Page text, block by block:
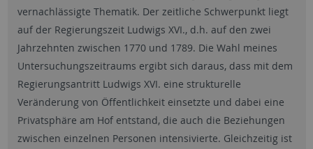
vernachlässigte Thematik. Der zeitliche Schwerpunkt liegt
auf der Regierungszeit Ludwigs XVI., d.h. auf den zwei
Jahrzehnten zwischen 1770 und 1789. Die Wahl meines
Untersuchungszeitraums ergibt sich daraus, dass mit dem
Regierungsantritt Ludwigs XVI. eine strukturelle
Veränderung von Öffentlichkeit einsetzte und dabei eine
Privatsphäre am Hof entstand, die auch die Beziehungen
zwischen einzelnen Personen intensivierte. Gleichzeitig ist